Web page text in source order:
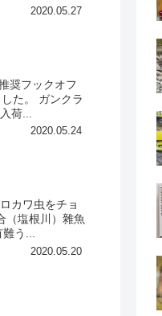
2020.05.27
奨フックオフ
た。 ガンクラ
荷...
2020.05.24
カワ虫をチョ
（塩根川）雜魚
う...
2020.05.20